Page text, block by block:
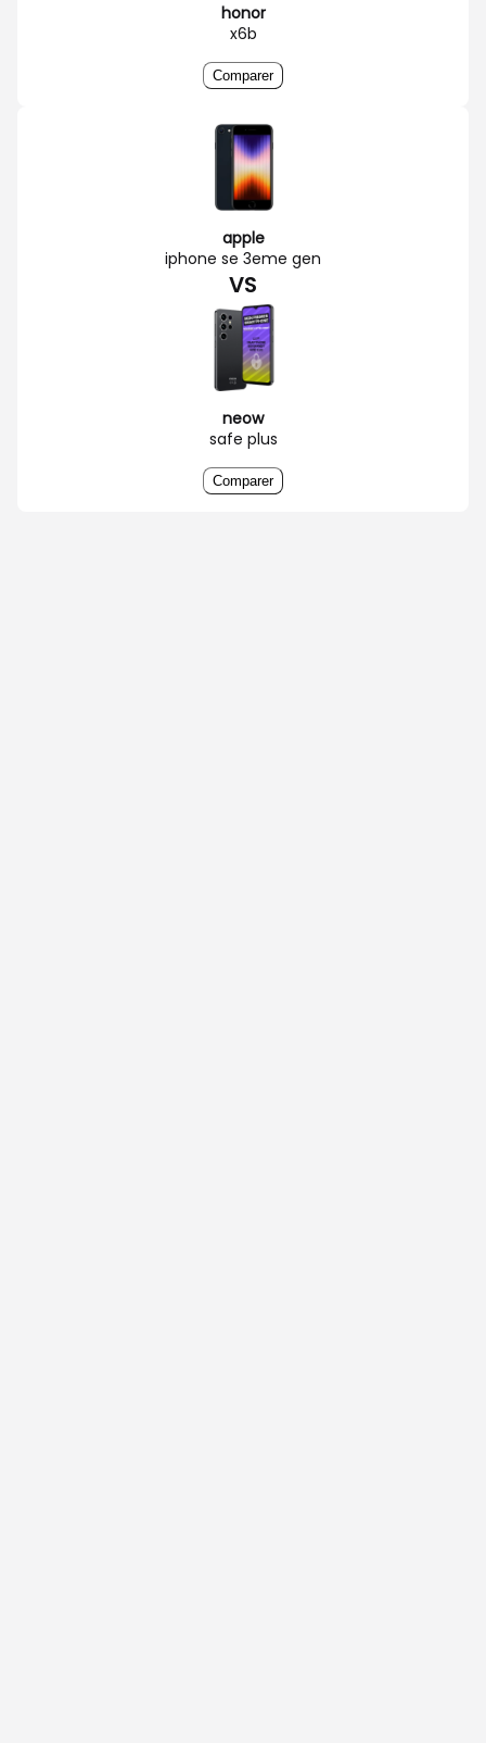
honor
x6b
Comparer
apple
iphone se 3eme gen
VS
neow
safe plus
Comparer